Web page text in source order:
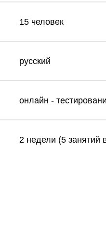
15 человек
русский
онлайн -
2 недели (5 занятий